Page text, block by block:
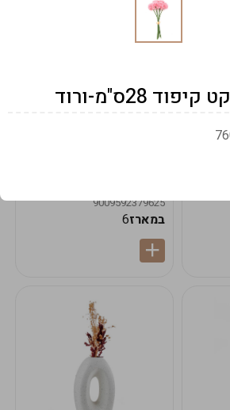
9009592379625
במארז6